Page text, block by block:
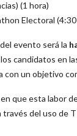
(1 hora)
Electoral
evento será la
candidatos en
con un objetivo
que esta labor
través del uso de